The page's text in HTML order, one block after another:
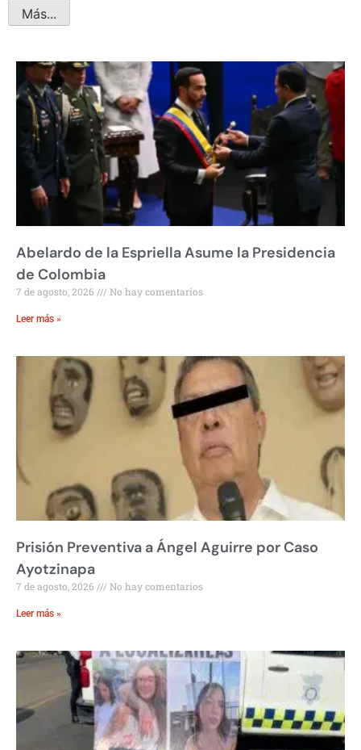
Más...
Abelardo de la Espriella Asume la Presidencia
de Colombia
7 de agosto, 2026 No hay comentarios
Leer más »
Prisión Preventiva a Ángel Aguirre por Caso
Ayotzinapa
7 de agosto, 2026 No hay comentarios
Leer más »